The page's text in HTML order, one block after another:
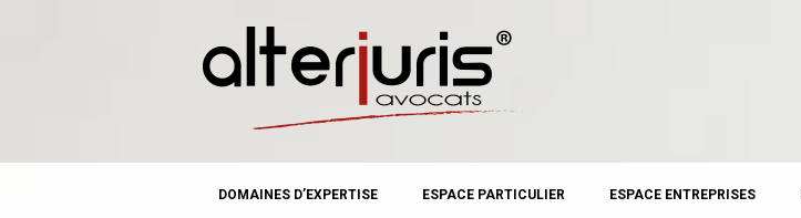
MAIN MENU
DOMAINES D’EXPERTISE ESPACE PARTICULIER ESPACE ENTREPRISES